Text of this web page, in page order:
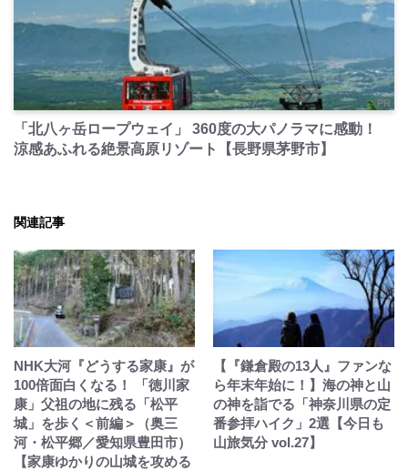
PR
「北八ヶ岳ロープウェイ」 360度の大パノラマに感動！
涼感あふれる絶景高原リゾート【長野県茅野市】
関連記事
NHK大河『どうする家康』が
100倍面白くなる！ 「徳川家
康」父祖の地に残る「松平
城」を歩く＜前編＞（奥三
河・松平郷／愛知県豊田市）
【家康ゆかりの山城を攻める
【『鎌倉殿の13人』ファンな
ら年末年始に！】海の神と山
の神を詣でる「神奈川県の定
番参拝ハイク」2選【今日も
山旅気分 vol.27】